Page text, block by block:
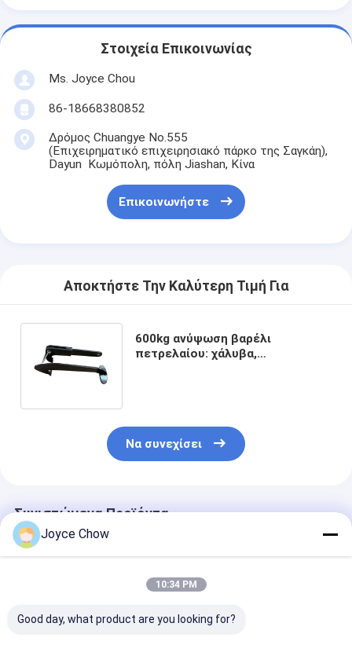
Στοιχεία Επικοινωνίας
Ms. Joyce Chou
86-18668380852
Δρόμος Chuangye No.555
(Επιχειρηματικό επιχειρησιακό πάρκο της Σαγκάη),
Dayun Κωμόπολη, πόλη Jiashan, Κίνα
Επικοινωνήστε
Αποκτήστε Την Καλύτερη Τιμή Για
600kg ανύψωση βαρέλι
πετρελαίου: χάλυβα,
Να συνεχίσει
Συνιστώμενα Προϊόντα
Joyce Chow
10:34 PM
Good day, what product are you looking for?